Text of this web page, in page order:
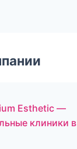
Esthetic —
клиники в